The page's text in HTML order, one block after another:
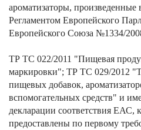
ароматизаторы, произведенные
Регламентом Европейского
Европейского Союза №1334/
ТР ТС 022/2011 "Пищевая
маркировки"; ТР ТС 029/2012
пищевых добавок,
вспомогательных средств" и
декларации соответствия ЕАС,
предоставлены по первому